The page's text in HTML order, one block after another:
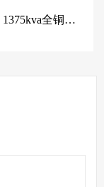
潍柴动力 1100KW低噪音柴油发电机组 1375kva全铜线无刷 智能